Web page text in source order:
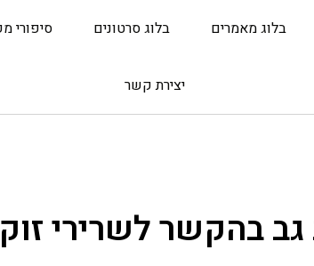
בלוג מאמרים בלוג סרטונים סיפורי
יצירת קשר
בהקשר לשרירי